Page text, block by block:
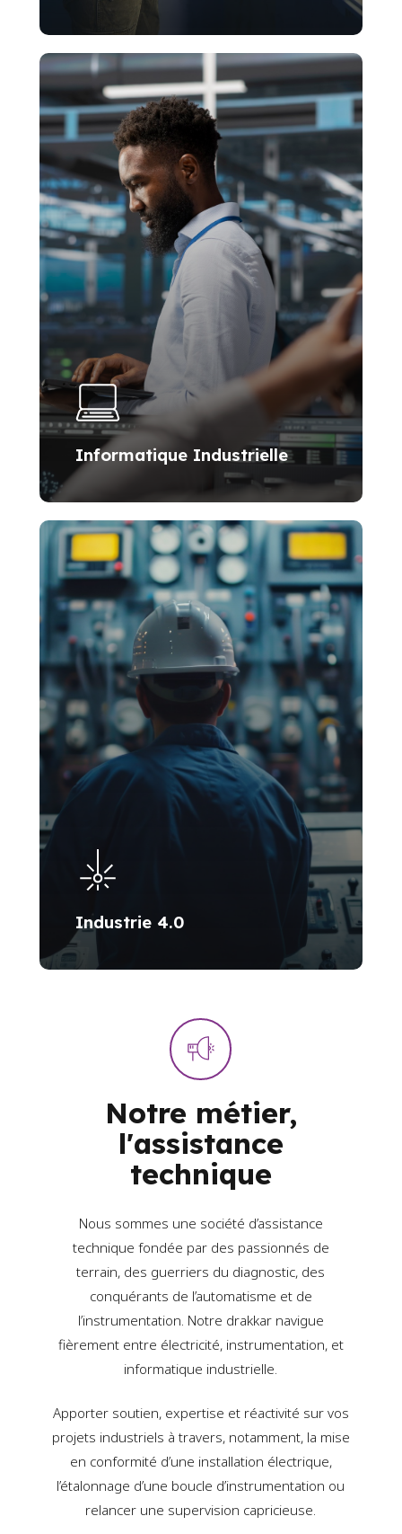
Informatique Industrielle
Industrie 4.0
Notre métier,
l'assistance
technique
Nous sommes une société d’assistance
technique fondée par des passionnés de
terrain, des guerriers du diagnostic, des
conquérants de l’automatisme et de
l’instrumentation. Notre drakkar navigue
fièrement entre électricité, instrumentation, et
informatique industrielle.
Apporter soutien, expertise et réactivité sur vos
projets industriels à travers, notamment, la mise
en conformité d’une installation électrique,
l’étalonnage d’une boucle d’instrumentation ou
relancer une supervision capricieuse.